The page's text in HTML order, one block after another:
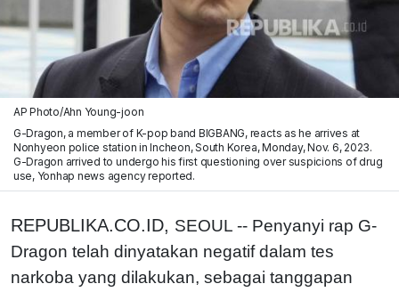
AP Photo/Ahn Young-joon
G-Dragon, a member of K-pop band BIGBANG, reacts as he arrives at
Nonhyeon police station in Incheon, South Korea, Monday, Nov. 6, 2023.
G-Dragon arrived to undergo his first questioning over suspicions of drug
use, Yonhap news agency reported.
REPUBLIKA.CO.ID, SEOUL -- Penyanyi rap G-
Dragon telah dinyatakan negatif dalam tes
narkoba yang dilakukan, sebagai tanggapan